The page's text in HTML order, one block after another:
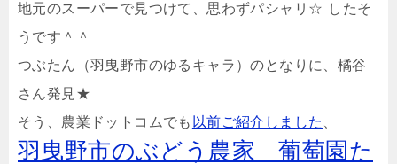
地元のスーパーで見つけて、思わずパシャリ☆ したそ
うです＾＾
つぶたん（羽曳野市のゆるキャラ）のとなりに、橘谷
さん発見★
そう、農業ドットコムでも 以前ご紹介しました
羽曳野市のぶどう農家 葡萄園た